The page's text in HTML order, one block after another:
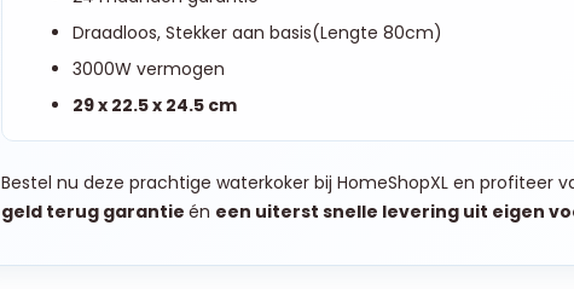
Draadloos, Stekker aan basis(Lengte 80cm)
3000W vermogen
29 x 22.5 x 24.5 cm
Bestel nu deze prachtige waterkoker bij HomeShopXL en profiteer
geld terug garantie én een uiterst snelle levering uit eigen